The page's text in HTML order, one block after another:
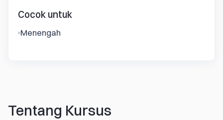
Cocok untuk
Menengah
Tentang Kursus